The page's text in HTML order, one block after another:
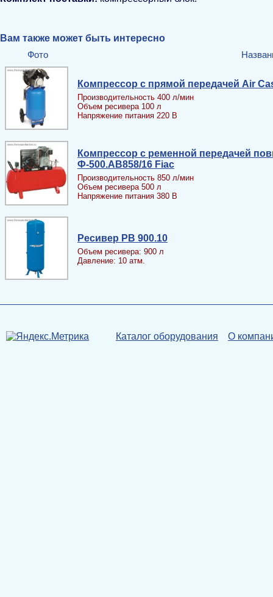
Вам также может быть интересно
Фото
Компрессор с прямой передачей Air
Производительность 400 л/мин
Объем ресивера 100 л
Напряжение питания 220 В
Компрессор с ременной передачей
Ф-500.АВ858/16 Fiac
Производительность 850 л/мин
Объем ресивера 500 л
Напряжение питания 380 В
Ресивер PB 900.10
Объем ресивера: 900 л
Давление: 10 атм.
Каталог оборудования О